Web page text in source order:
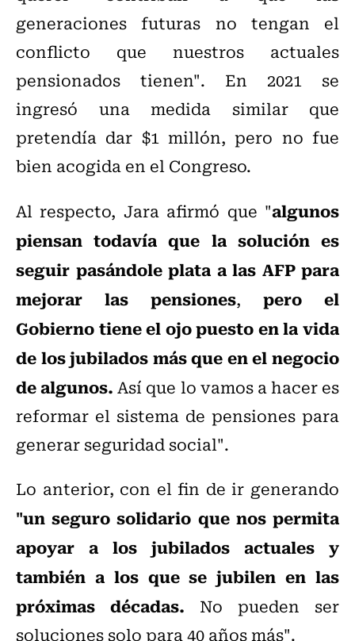
generaciones futuras no tengan el
conflicto que nuestros actuales
pensionados tienen". En 2021 se
ingresó una medida similar que
pretendía dar $1 millón, pero no fue
bien acogida en el Congreso.
Al respecto, Jara afirmó que "algunos
piensan todavía que la solución es
seguir pasándole plata a las AFP para
mejorar las pensiones, pero el
Gobierno tiene el ojo puesto en la vida
de los jubilados más que en el negocio
de algunos.Así que lo vamos a hacer es
reformar el sistema de pensiones para
generar seguridad social".
Lo anterior, con el fin de ir generando
"un seguro solidario que nos permita
apoyar a los jubilados actuales y
también a los que se jubilen en las
próximas décadas. No pueden ser
soluciones solo para 40 años más".